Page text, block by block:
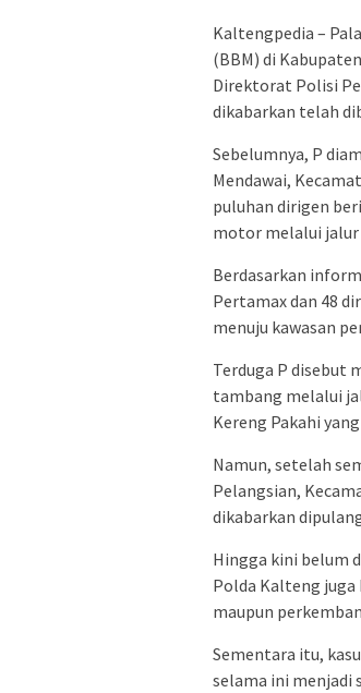
Kaltengpedia –
(BBM) di
Direktorat Polisi
dikabarkan telah
Sebelumnya, P
Mendawai,
puluhan dirigen
motor melalui jalur
Berdasarkan
Pertamax dan 48
menuju kawasan
Terduga P disebut
tambang melalui
Kereng Pakahi
Namun, setelah
Pelangsian,
dikabarkan
Hingga kini belum
Polda Kalteng
maupun
Sementara itu,
selama ini menjadi